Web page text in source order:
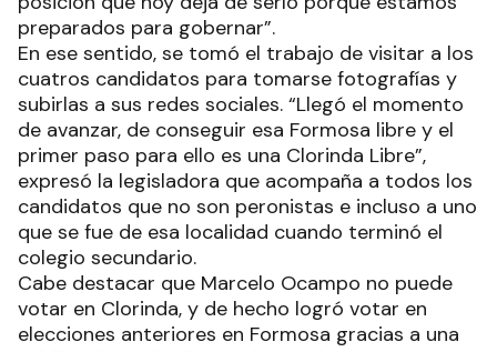
preparados para gobernar”.
En ese sentido, se tomó el trabajo de visitar a los
cuatros candidatos para tomarse fotografías y
subirlas a sus redes sociales. “Llegó el momento
de avanzar, de conseguir esa Formosa libre y el
primer paso para ello es una Clorinda Libre”,
expresó la legisladora que acompaña a todos los
candidatos que no son peronistas e incluso a uno
que se fue de esa localidad cuando terminó el
colegio secundario.
Cabe destacar que Marcelo Ocampo no puede
votar en Clorinda, y de hecho logró votar en
elecciones anteriores en Formosa gracias a una